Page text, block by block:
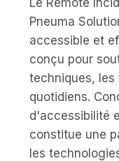
Pneuma
accessible et
conçu pour
techniques,
quotidiens.
d'accessibilité
constitue une
les